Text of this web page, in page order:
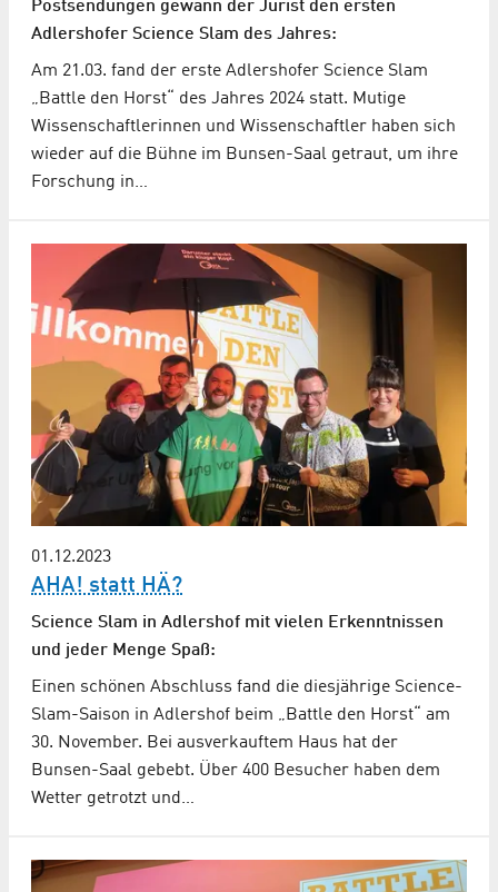
Postsendungen gewann der Jurist den ersten
Adlershofer Science Slam des Jahres:
Am 21.03. fand der erste Adlershofer Science Slam
„Battle den Horst“ des Jahres 2024 statt. Mutige
Wissenschaftlerinnen und Wissenschaftler haben sich
wieder auf die Bühne im Bunsen-Saal getraut, um ihre
Forschung in…
01.12.2023
AHA! statt HÄ?
Science Slam in Adlershof mit vielen Erkenntnissen
und jeder Menge Spaß:
Einen schönen Abschluss fand die diesjährige Science-
Slam-Saison in Adlershof beim „Battle den Horst“ am
30. November. Bei ausverkauftem Haus hat der
Bunsen-Saal gebebt. Über 400 Besucher haben dem
Wetter getrotzt und…